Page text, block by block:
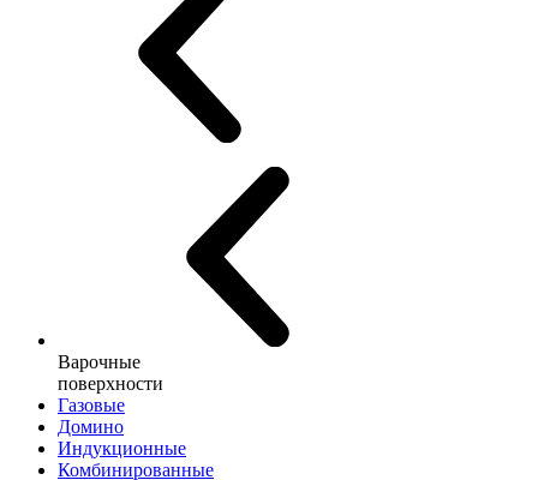
Варочные
поверхности
Газовые
Домино
Индукционные
Комбинированные